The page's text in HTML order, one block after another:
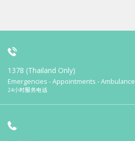
1378 (Thailand Only)
Emergencies - Appointments - Ambulance
24小时服务电话